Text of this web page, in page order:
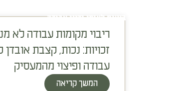
ביטוח לאומי ודיני עבודה
ריבוי מקומות עבודה לא
זכויות: נכות, קצבת אובדן
עבודה ופיצוי מהמעסיק
המשך קריאה